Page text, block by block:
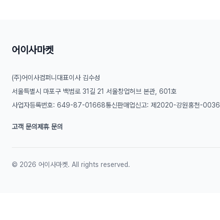
어이사마켓
(주)어이사컴퍼니 대표이사 김수성
서울특별시 마포구 백범로 31길 21 서울창업허브 본관, 601호
사업자등록번호: 649-87-01668통신판매업신고: 제2020-강원홍천-
고객 문의제휴 문의
© 2026 어이사마켓. All rights reserved.